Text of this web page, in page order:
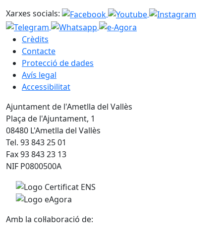
Xarxes socials:
Crèdits
Contacte
Protecció de dades
Avís legal
Accessibilitat
Ajuntament de l'Ametlla del Vallès
Plaça de l'Ajuntament, 1
08480 L'Ametlla del Vallès
Tel. 93 843 25 01
Fax 93 843 23 13
NIF P0800500A
Amb la col·laboració de: